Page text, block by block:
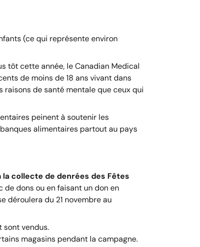
(ce qui représente environ
tôt cette année, le Canadian Medical
de moins de 18 ans vivant dans
de santé mentale que ceux qui
peinent à soutenir les
alimentaires partout au pays
la collecte de denrées des Fêtes
de dons ou en faisant un don en
déroulera du 21 novembre au
sont vendus.
magasins pendant la campagne.